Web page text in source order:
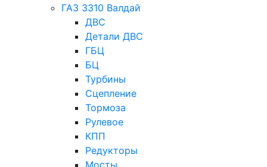
ГАЗ 3310 Валдай
ДВС
Детали ДВС
ГБЦ
БЦ
Турбины
Сцепление
Тормоза
Рулевое
КПП
Редукторы
Мосты